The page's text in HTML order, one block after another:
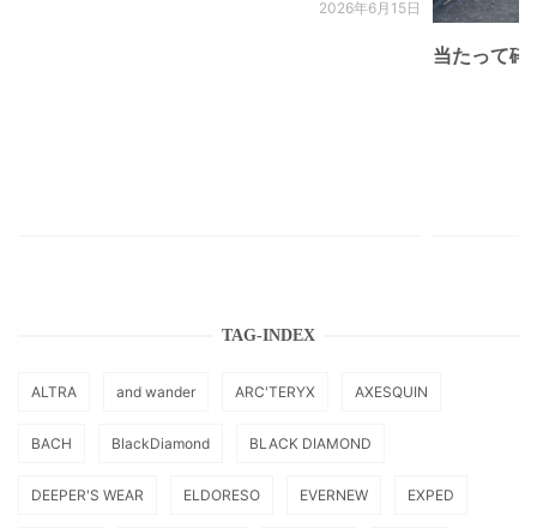
2026年6月15日
当たって砕
TAG-INDEX
ALTRA and wander ARC'TERYX AXESQUIN
BACH BlackDiamond BLACK DIAMOND
DEEPER'S WEAR ELDORESO EVERNEW EXPED